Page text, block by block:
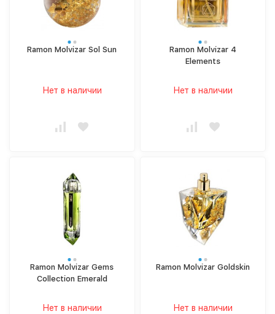
Ramon Molvizar Sol Sun
Нет в наличии
Ramon Molvizar 4
Elements
Нет в наличии
Ramon Molvizar Gems
Collection Emerald
Нет в наличии
Ramon Molvizar Goldskin
Нет в наличии